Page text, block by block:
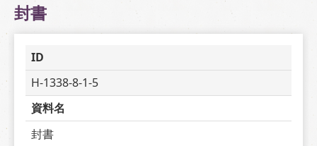
封書
ID
H-1338-8-1-5
資料名
封書